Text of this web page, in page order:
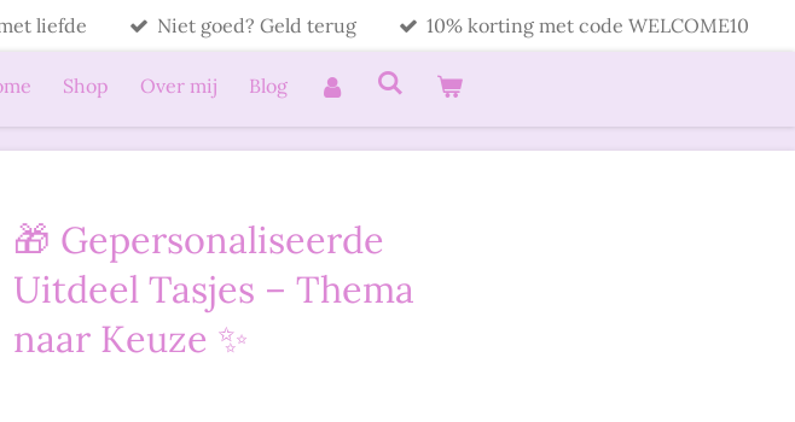
liefde Niet goed? Geld terug 10% korting met code WELCOME10
Shop Over mij Blog
🎁 Gepersonaliseerde
Uitdeel Tasjes – Thema
naar Keuze ✨